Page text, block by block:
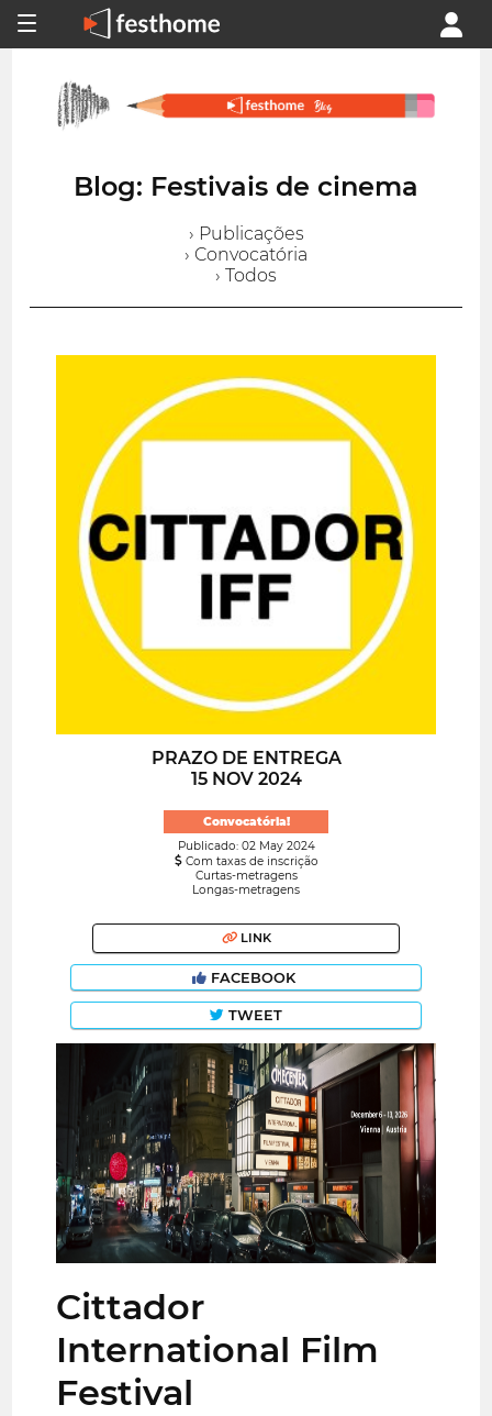
Blog: Festivais de cinema
› Publicações
› Convocatória
› Todos
PRAZO DE ENTREGA
15 NOV 2024
Convocatória!
Publicado: 02 May 2024
Com taxas de inscrição
Curtas-metragens
Longas-metragens
LINK
FACEBOOK
TWEET
Cittador
International Film
Festival